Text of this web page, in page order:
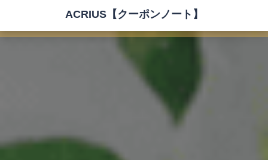
ACRIUS【クーポンノート】